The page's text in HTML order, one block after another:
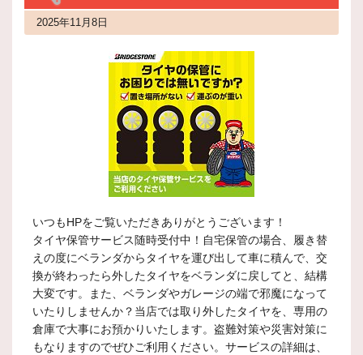
2025年11月8日
いつもHPをご覧いただきありがとうございます！
タイヤ保管サービス随時受付中！自宅保管の場合、履き替
えの度にベランダからタイヤを運び出して車に積んで、交
換が終わったら外したタイヤをベランダに戻してと、結構
大変です。また、ベランダやガレージの端で邪魔になって
いたりしませんか？当店では取り外したタイヤを、専用の
倉庫で大事にお預かりいたします。盗難対策や災害対策に
もなりますのでぜひご利用ください。サービスの詳細は、